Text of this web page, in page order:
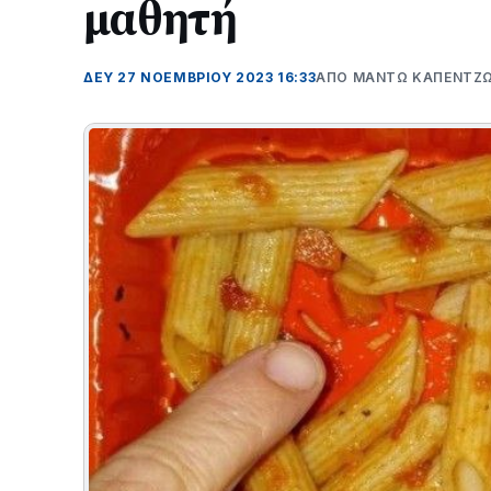
μαθητή
ΔΕΥ 27 ΝΟΕΜΒΡΊΟΥ 2023 16:33ΑΠΌ ΜΑΝΤΩ